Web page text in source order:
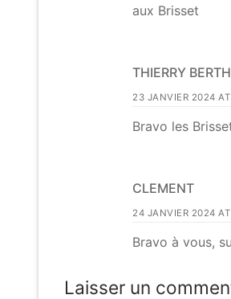
aux Brisset
THIERRY
23 JANVIER 2024
Bravo les
CLEMENT
24 JANVIER 2024
Bravo à vous,
Laisser un